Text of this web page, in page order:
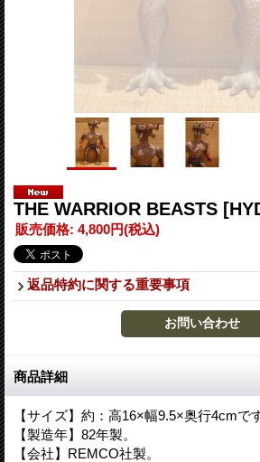
THE WARRIOR BEASTS
販売価格: 4,800円(税込)
返品特約に関する重要事項
商品詳細
【サイズ】約：高16×幅9.5×奥行4cmで
【製造年】82年製。
【会社】REMCO社製。